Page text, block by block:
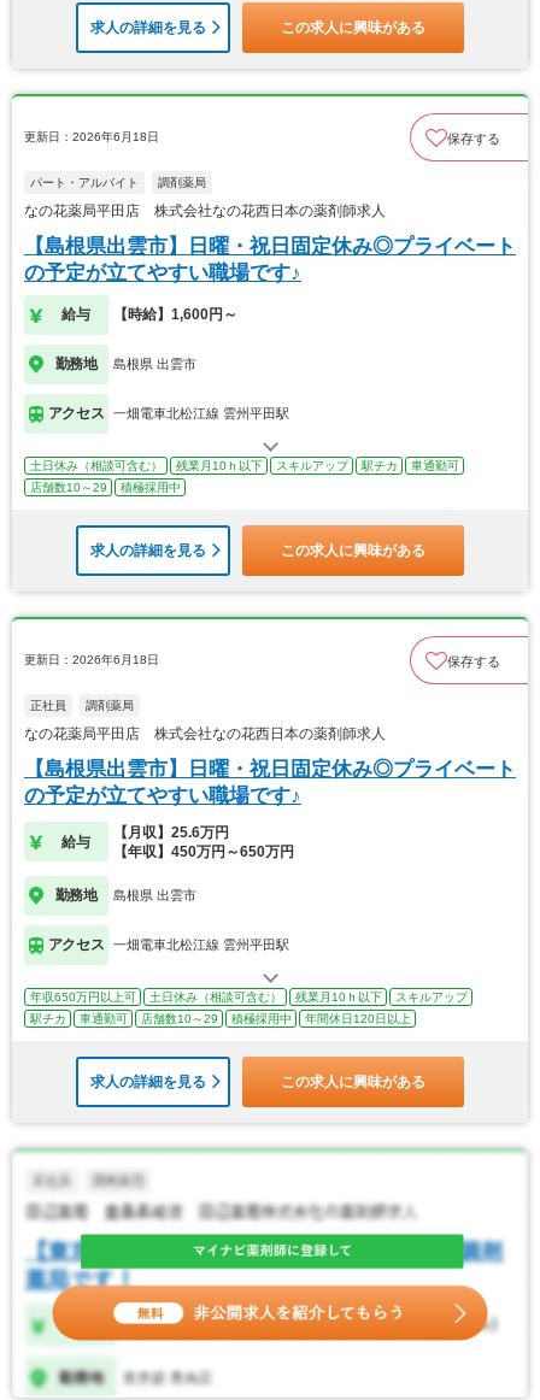
求人の詳細を見る この求人に興味がある
更新日：2026年6月18日 保存する
パート・アルバイト 調剤薬局
なの花薬局平田店 株式会社なの花西日本の薬剤師求人
【島根県出雲市】日曜・祝日固定休み◎プライベート
の予定が立てやすい職場です♪
給与 【時給】1,600円～
勤務地 島根県 出雲市
アクセス 一畑電車北松江線 雲州平田駅
土日休み（相談可含む） 残業月10ｈ以下 スキルアップ 駅チカ
車通勤可
店舗数10～29
積極採用中
求人の詳細を見る この求人に興味がある
更新日：2026年6月18日 保存する
正社員 調剤薬局
なの花薬局平田店 株式会社なの花西日本の薬剤師求人
【島根県出雲市】日曜・祝日固定休み◎プライベート
の予定が立てやすい職場です♪
給与
【月収】25.6万円
【年収】450万円～650万円
勤務地 島根県 出雲市
アクセス 一畑電車北松江線 雲州平田駅
年収650万円以上可 土日休み（相談可含む） 残業月10ｈ以下
スキルアップ
駅チカ
車通勤可 店舗数10～29 積極採用中 年間休日120日以上
求人の詳細を見る この求人に興味がある